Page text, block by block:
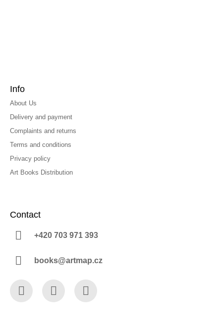
Info
About Us
Delivery and payment
Complaints and returns
Terms and conditions
Privacy policy
Art Books Distribution
Contact
+420 703 971 393
books@artmap.cz